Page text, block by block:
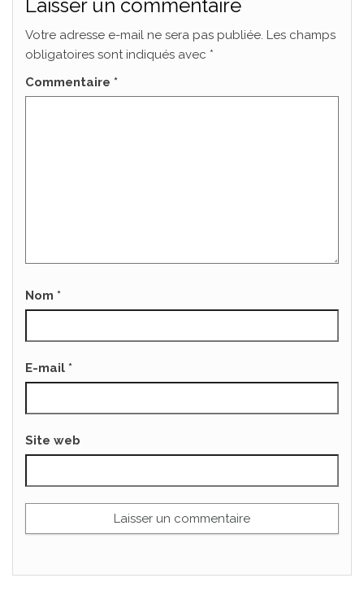
Laisser un commentaire
Votre adresse e-mail ne sera pas publiée. Les champs
obligatoires sont indiqués avec *
Commentaire *
Nom *
E-mail *
Site web